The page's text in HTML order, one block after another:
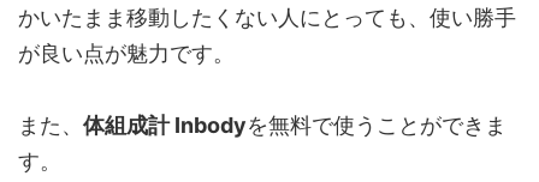
かいたまま移動したくない人にとっても、使い勝手
が良い点が魅力です。
また、 体組成計 Inbodyを無料で使うことができま
す。